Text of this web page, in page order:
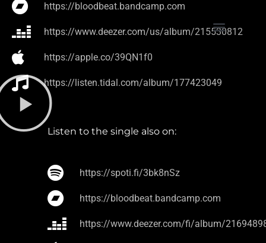
https://bloodbeat.bandcamp.com
https://www.deezer.com/us/album/215530812
https://apple.co/39QN1f0
https://listen.tidal.com/album/177423049
Listen to the single also on:
https://spoti.fi/3bk8nSz
https://bloodbeat.bandcamp.com
https://www.deezer.com/fi/album/